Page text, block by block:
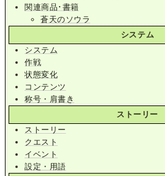
関連商品･書籍
蒼天のソウラ
システム
システム
作戦
状態変化
コンテンツ
称号・肩書き
ストーリー
ストーリー
クエスト
イベント
設定・用語